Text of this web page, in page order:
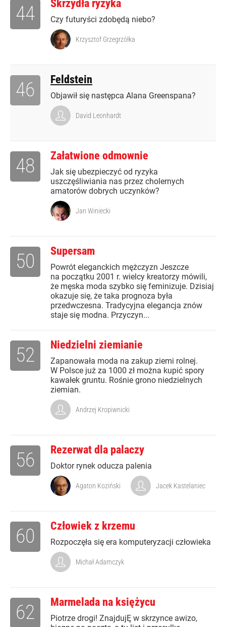
Skrzydła ryzyka
Czy futuryści zdobędą niebo?
44
Krzysztof Grzegrzółka
Feldstein
Objawił się następca Alana Greenspana?
46
David Leonhardt
Załatwione odmownie
Jak się ubezpieczyć od ryzyka
uszczęśliwiania nas przez cholernych
amatorów dobrych uczynków?
48
Jan Winiecki
Supersam
Powrót eleganckich mężczyzn Jeszcze
na początku 2001 r. wielcy kreatorzy mówili,
że męska moda szybko się feminizuje. Dzisiaj
okazuje się, że taka prognoza była
przedwczesna. Tradycyjna elegancja znów
staje się modna. Przyczyn...
50
Niedzielni ziemianie
Zapanowała moda na zakup ziemi rolnej.
W Polsce już za 1000 zł można kupić spory
kawałek gruntu. Rośnie grono niedzielnych
ziemian.
52
Andrzej Kropiwnicki
Rezerwat dla palaczy
Doktor rynek oducza palenia
56
Agaton Koziński Jacek Kastelaniec
Człowiek z krzemu
Rozpoczęła się era komputeryzacji człowieka
60
Michał Adamczyk
Marmelada na księżycu
Piotrze drogi! ZnajdujĘ w skrzynce awizo,
62